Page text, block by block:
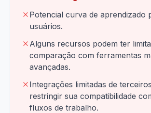
Potencial curva de aprendizado
usuários.
Alguns recursos podem ter
comparação com ferramentas
avançadas.
Integrações limitadas de
restringir sua compatibilidade
fluxos de trabalho.